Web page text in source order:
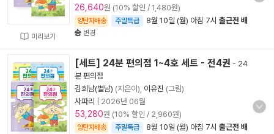
미리보기
26,640원 (10% 할인 / 1,480원)
양탄자배송 주말특급 8월 10일 (월) 아침 7시 출근전 배
송 변경
[세트] 24분 편의점 1~4호 세트 - 전4권 - 24
분 편의점
김희남(별남) (지은이), 이유진 (그림)
사파리
2026년 06월
53,280원 (10% 할인 / 2,960원)
양탄자배송 주말특급 8월 10일 (월) 아침 7시 출근전 배